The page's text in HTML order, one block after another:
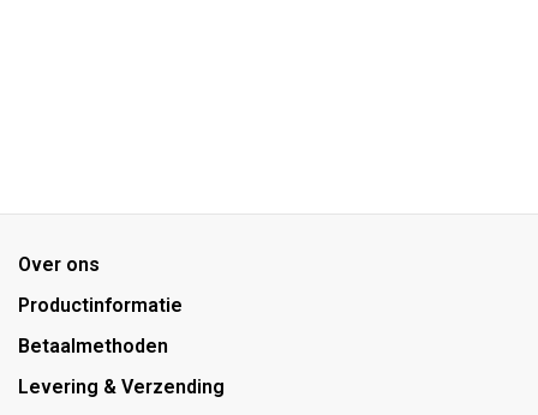
Over ons
Productinformatie
Betaalmethoden
Levering & Verzending